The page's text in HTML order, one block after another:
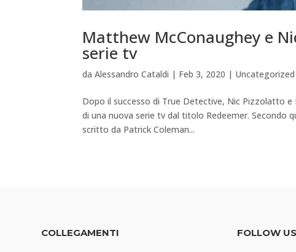
Matthew McConaughey e
serie tv
daAlessandro Cataldi | Feb 3, 2020 | Uncategorized
Dopo il successo di True Detective, Nic Pizzolatto
di una nuova serie tv dal titolo Redeemer.
scritto da Patrick Coleman...
COLLEGAMENTI FOLLOW US